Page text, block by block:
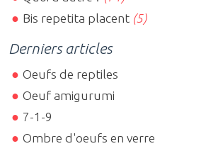
Bis repetita placent (5)
Derniers articles
Oeufs de reptiles
Oeuf amigurumi
7-1-9
Ombre d'oeufs en verre